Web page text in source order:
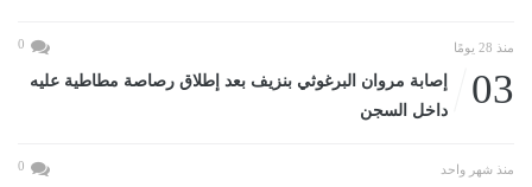
منذ 28 يومًا 0
03
إصابة مروان البرغوثي بنزيف بعد إطلاق رصاصة مطاطية عليه
داخل السجن
منذ شهر واحد 0